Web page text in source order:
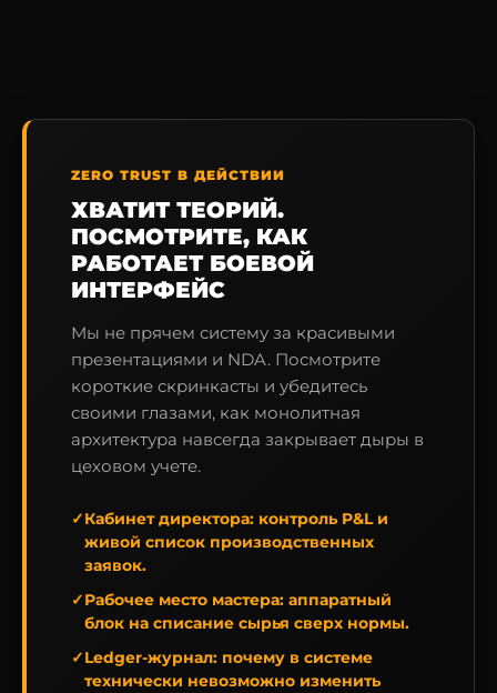
ZERO TRUST В ДЕЙСТВИИ
ХВАТИТ ТЕОРИЙ.
ПОСМОТРИТЕ, КАК
РАБОТАЕТ БОЕВОЙ
ИНТЕРФЕЙС
Мы не прячем систему за красивыми
презентациями и NDA. Посмотрите
короткие скринкасты и убедитесь
своими глазами, как монолитная
архитектура навсегда закрывает дыры в
цеховом учете.
✓Кабинет директора: контроль P&L и
живой список производственных
заявок.
✓Рабочее место мастера: аппаратный
блок на списание сырья сверх нормы.
✓Ledger-журнал: почему в системе
технически невозможно изменить